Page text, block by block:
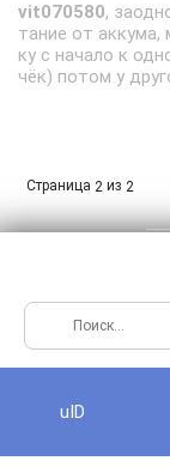
vit070580,
тание от
ку с начало к
чёк) потом у
Страница 2 из 2
uID